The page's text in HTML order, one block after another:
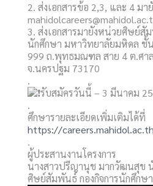
2. ส่งเอกสารข้อ 2,3, และ 4 มา
3. ส่งเอกสารมายังหน่วยศิษย์สั
นักศึกษา มหาวิทยาลัยมหิดล ชั้
999 ถ.พุทธมณฑล สาย 4 ต.ศ
จ.นครปฐม 73170
.
รับสมัครวันนี้ – 3 มีนาคม
.
ศึกษารายละเอียดเพิ่มเติมได้ที่
https://
.
ผู้ประสานงานโครงการ
นางสาวปรีญานุช มากวัฒนสุข
ศิษย์สัมพันธ์ กองกิจการนักศึกษ